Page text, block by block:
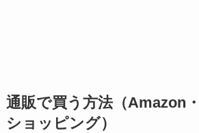
通販で買う方法（Amazon
ショッピング）